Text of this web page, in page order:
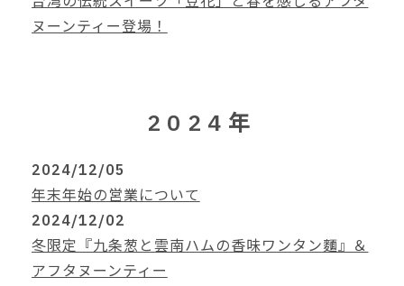
ヌーンティー登場！
2024年
2024/12/05
年末年始の営業について
2024/12/02
冬限定『九条葱と雲南ハムの香味ワンタン麵』＆
アフタヌーンティー